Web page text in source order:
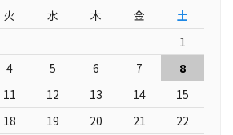
火 水 木 金
土
1
4 5 6 7
8
11 12 13 14
15
18 19 20 21
22